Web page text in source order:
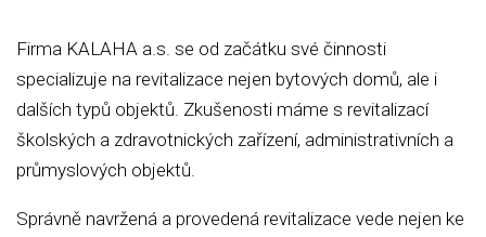
Firma KALAHA a.s. se od začátku své činnosti
specializuje na revitalizace nejen bytových domů, ale i
dalších typů objektů. Zkušenosti máme s revitalizací
školských a zdravotnických zařízení, administrativních a
průmyslových objektů.
Správně navržená a provedená revitalizace vede nejen ke